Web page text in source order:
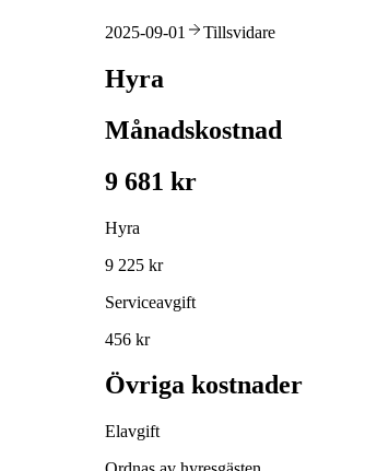
2025-09-01 Tillsvidare
Hyra
Månadskostnad
9 681 kr
Hyra
9 225 kr
Serviceavgift
456 kr
Övriga kostnader
Elavgift